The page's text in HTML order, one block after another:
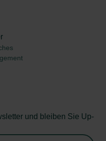
und bleiben Sie Up-